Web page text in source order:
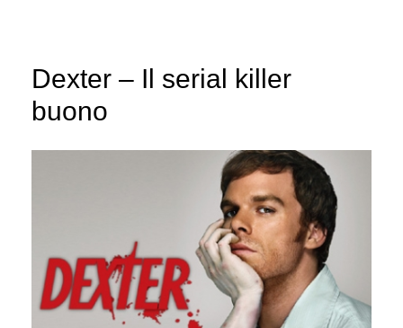
Dexter – Il serial killer
buono